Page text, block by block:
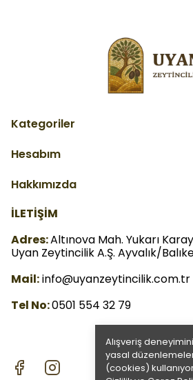
Alışveriş
yasal
(cookies)
Kategoriler
Hesabım
Hakkımızda
İLETİŞİM
Adres:Altınova Mah. Yukarı
Uyan Zeytincilik A.Ş. Ayvalık/
Mail:info@uyanzeytincilik.com.tr
Tel No:0501 554 32 79